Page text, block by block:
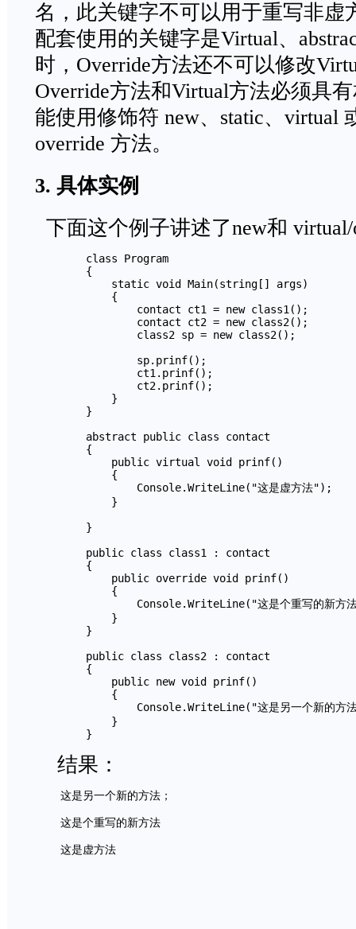
名，此关键字不可以用于重写非虚
配套使用的关键字是Virtual、
时，Override方法还不可以修改
Override方法和Virtual方法必须具
能使用修饰符 new、static、virtual
override 方法。
3. 具体实例
下面这个例子讲述了new和
        class Program
        {
            static void Main(string[] args)
            {
                contact ct1 = new class1();
                contact ct2 = new class2();
                class2 sp = new class2();
                sp.prinf();
                ct1.prinf();
                ct2.prinf();
            }
        }
        abstract public class contact
        {
            public virtual void prinf()
            {
                Console.WriteLine("这是虚方法");
            }
        }
        public class class1 : contact
        {
            public override void prinf()
            {
Console.WriteLine("这是个重写的新方
            }
        }
        public class class2 : contact
        {
            public new void prinf()
            {
Console.WriteLine("这是另一个新的方
            }
        }
结果：
    这是另一个新的方法；
    这是个重写的新方法